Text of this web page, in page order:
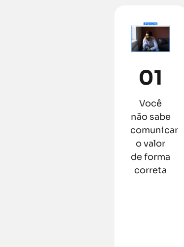
01
Você
não sabe
comunicar
o valor
de forma
correta